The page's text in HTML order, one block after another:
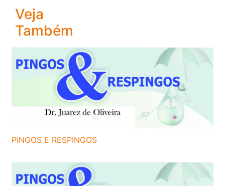
Veja
Também
PINGOS E RESPINGOS